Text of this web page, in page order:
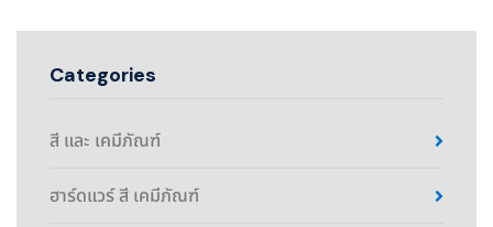
Categories
สี และ เคมีภัณฑ์
ฮาร์ดแวร์ สี เคมีภัณฑ์